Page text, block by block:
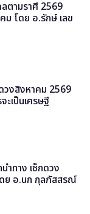
ตามราศี 2569
ม โดย อ.รักษ์ เลข
วงสิงหาคม 2569
ะเป็นเศรษฐี
ำทาง เช็กดวง
ย อ.นก กุลภัสสรณ์